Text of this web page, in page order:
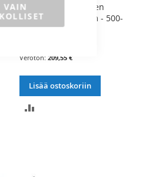
VAINMitutoyo Digitaalinen
Työntömitta 150mm - 500-
181-30
209,55 €
Lisää ostoskoriin